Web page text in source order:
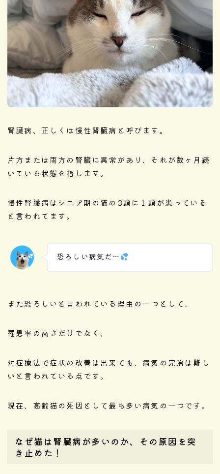
腎臓病、正しくは慢性腎臓病と呼びます。
片方または両方の腎臓に異常があり、それが数ヶ月続
いている状態を指します。
慢性腎臓病はシニア期の猫の3頭に１頭が患っている
と言われてます。
恐ろしい病気だ…
また恐ろしいと言われている理由の一つとして、
罹患率の高さだけでなく、
対症療法で症状の改善は出来ても、病気の完治は難し
いと言われている点です。
現在、高齢猫の死因として最も多い病気の一つです。
なぜ猫は腎臓病が多いのか、その原因を突
き止めた！